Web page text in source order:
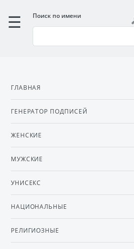
Поиск по имени
ГЛАВНАЯ
ГЕНЕРАТОР ПОДПИСЕЙ
ЖЕНСКИЕ
МУЖСКИЕ
УНИСЕКС
НАЦИОНАЛЬНЫЕ
РЕЛИГИОЗНЫЕ